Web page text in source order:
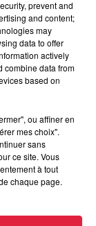
la venue du
sur
prevent and
and content;
may
data to offer
actively
combine data from
based on
ou affiner en
mes choix".
sans
ce site. Vous
à tout
chaque page.